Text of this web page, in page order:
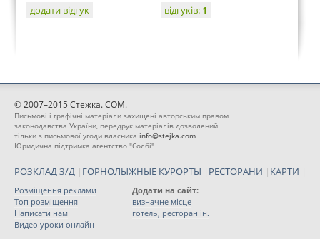
додати відгук
відгуків: 1
© 2007–2015 Стежка. COM.
Письмові і графічні матеріали захищені авторським правом
законодавства України, передрук матеріалів дозволений
тільки з письмової угоди власника info@stejka.com
Юридична підтримка агентство "Солбі"
РОЗКЛАД З/Д | ГОРНОЛЫЖНЫЕ КУРОРТЫ | РЕСТОРАНИ | КАРТИ |
Розміщення реклами
Топ розміщення
Написати нам
Видео уроки онлайн
Додати на сайт:
визначне місце
готель, ресторан ін.